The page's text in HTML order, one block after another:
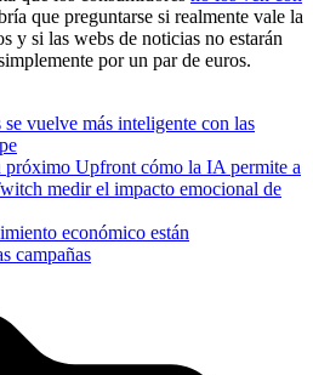
que preguntarse si realmente vale la
y si las webs de noticias no estarán
por un par de euros.
vuelve más inteligente con las
próximo Upfront cómo la IA permite a
medir el impacto emocional de
económico están
campañas